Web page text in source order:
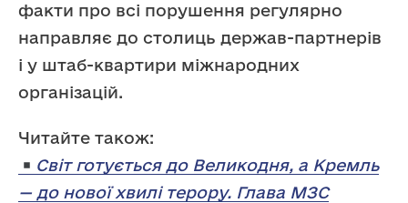
факти про всі порушення регулярно
направляє до столиць держав-партнерів
і у штаб-квартири міжнародних
організацій.
Читайте також:
Світ готується до Великодня, а Кремль
— до нової хвилі терору. Глава МЗС